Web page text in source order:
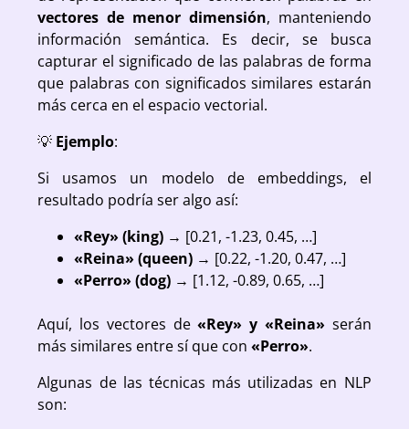
vectores de menor dimensión, manteniendo
información semántica. Es decir, se busca
capturar el significado de las palabras de forma
que palabras con significados similares estarán
más cerca en el espacio vectorial.
💡 Ejemplo:
Si usamos un modelo de embeddings, el
resultado podría ser algo así:
«Rey» (king) → [0.21, -1.23, 0.45, …]
«Reina» (queen) → [0.22, -1.20, 0.47, …]
«Perro» (dog) → [1.12, -0.89, 0.65, …]
Aquí, los vectores de«Rey» y «Reina» serán
más similares entre sí que con«Perro».
Algunas de las técnicas más utilizadas en NLP
son: